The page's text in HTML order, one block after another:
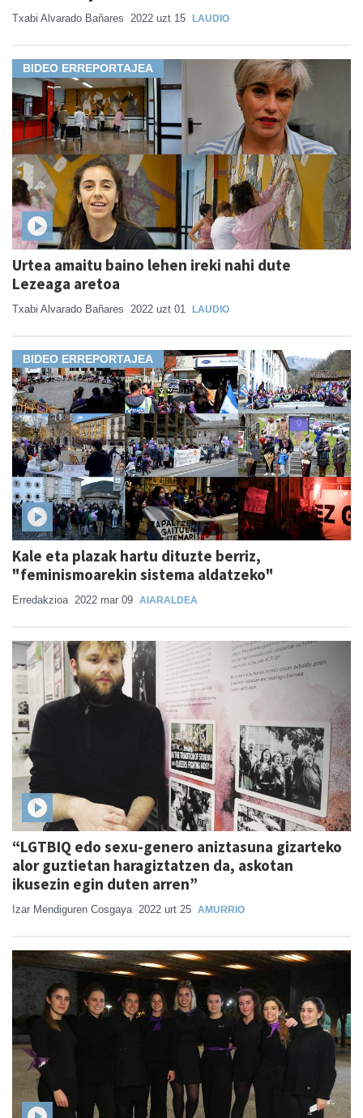
Txabi Alvarado Bañares 2022 uzt 15 LAUDIO
BIDEO ERREPORTAJEA
Urtea amaitu baino lehen ireki nahi dute
Lezeaga aretoa
Txabi Alvarado Bañares 2022 uzt 01 LAUDIO
BIDEO ERREPORTAJEA
Kale eta plazak hartu dituzte berriz,
"feminismoarekin sistema aldatzeko"
Erredakzioa 2022 mar 09 AIARALDEA
“LGTBIQ edo sexu-genero aniztasuna gizarteko
alor guztietan haragiztatzen da, askotan
ikusezin egin duten arren”
Izar Mendiguren Cosgaya 2022 urt 25 AMURRIO